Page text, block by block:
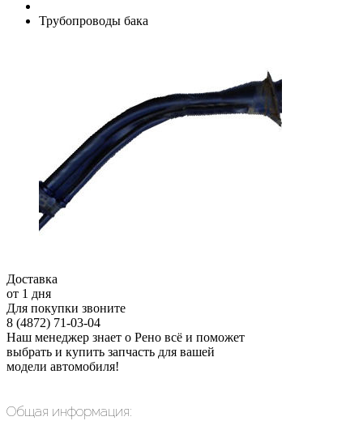
Трубопроводы бака
Доставка
от 1 дня
Для покупки звоните
8 (4872) 71-03-04
Наш менеджер знает о Рено всё и поможет
выбрать и купить запчасть для вашей
модели автомобиля!
Общая информация: